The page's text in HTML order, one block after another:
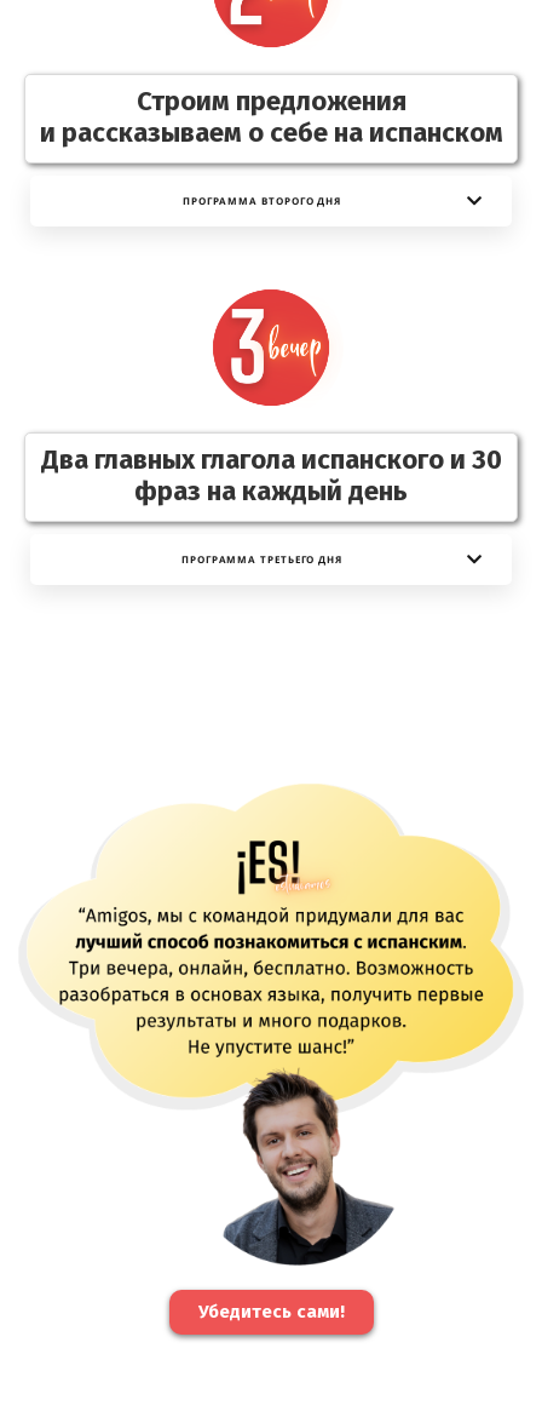
Строим предложения
и рассказываем о себе на испанском
ПРОГР​​​​АММА ВТОРОГО ДНЯ
Два главных глагола испанского и 30
фраз на каждый день
ПРОГРАММА ТРЕТЬЕГО ДНЯ
Убедитесь сами!